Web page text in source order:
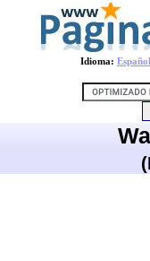
Idioma: Español